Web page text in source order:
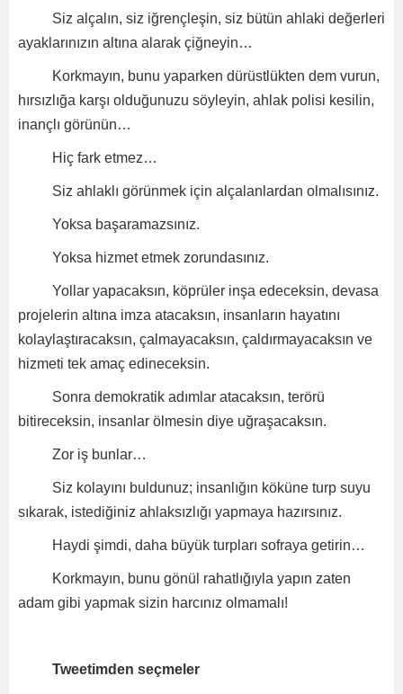
Siz alçalın, siz iğrençleşin, siz bütün ahlaki değerleri
ayaklarınızın altına alarak çiğneyin…
Korkmayın, bunu yaparken dürüstlükten dem vurun,
hırsızlığa karşı olduğunuzu söyleyin, ahlak polisi kesilin,
inançlı görünün…
Hiç fark etmez…
Siz ahlaklı görünmek için alçalanlardan olmalısınız.
Yoksa başaramazsınız.
Yoksa hizmet etmek zorundasınız.
Yollar yapacaksın, köprüler inşa edeceksin, devasa
projelerin altına imza atacaksın, insanların hayatını
kolaylaştıracaksın, çalmayacaksın, çaldırmayacaksın ve
hizmeti tek amaç edineceksin.
Sonra demokratik adımlar atacaksın, terörü
bitireceksin, insanlar ölmesin diye uğraşacaksın.
Zor iş bunlar…
Siz kolayını buldunuz; insanlığın köküne turp suyu
sıkarak, istediğiniz ahlaksızlığı yapmaya hazırsınız.
Haydi şimdi, daha büyük turpları sofraya getirin…
Korkmayın, bunu gönül rahatlığıyla yapın zaten
adam gibi yapmak sizin harcınız olmamalı!
Tweetimden seçmeler